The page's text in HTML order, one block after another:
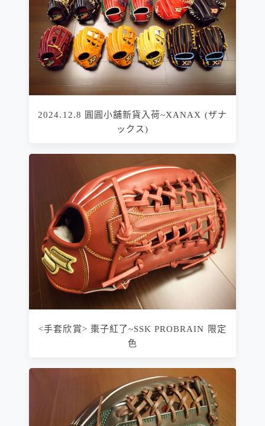
2024.12.8 圓圓小舖新貨入荷~XANAX (ザナ
ックス)
<手套欣賞> 棗子紅了~SSK PROBRAIN 限定
色